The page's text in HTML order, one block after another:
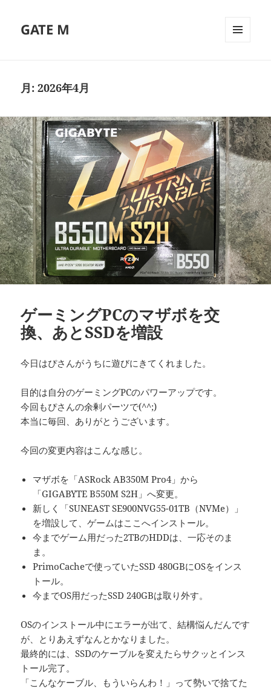
GATE M
月:2026年4月
ゲーミングPCのマザボを交
換、あとSSDを増設
今日はぴさんがうちに遊びにきてくれました。
目的は自分のゲーミングPCのパワーアップです。
今回もぴさんの余剰パーツで(^^;)
本当に毎回、ありがとうございます。
今回の変更内容はこんな感じ。
マザボを「ASRock AB350M Pro4」から
「GIGABYTE B550M S2H」へ変更。
新しく「SUNEAST SE900NVG55-01TB（NVMe）」
を増設して、ゲームはここへインストール。
今までゲーム用だった2TBのHDDは、一応そのま
ま。
PrimoCacheで使っていたSSD 480GBにOSをインス
トール。
今までOS用だったSSD 240GBは取り外す。
OSのインストール中にエラーが出て、結構悩んだんです
が、とりあえずなんとかなりました。
最終的には、SSDのケーブルを変えたらサクッとインス
トール完了。
「こんなケーブル、もういらんわ！」って勢いで捨てた